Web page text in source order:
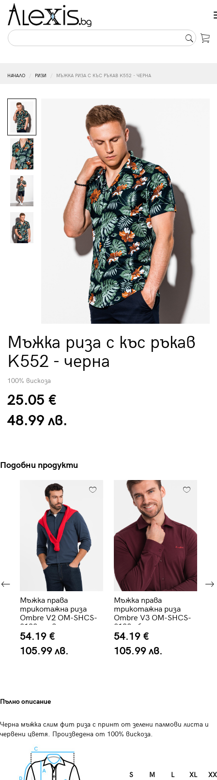
НАЧАЛО РИЗИ МЪЖКА РИЗА С КЪС РЪКАВ K552 - ЧЕРНА
Мъжка риза с къс ръкав
K552 - черна
100% вискоза
25.05 €
48.99 лв.
Подобни продукти
Мъжка права
трикотажна риза
Ombre V2 OM-SHCS-
0138 - нави
54.19 €
105.99 лв.
Мъжка права
трикотажна риза
Ombre V3 OM-SHCS-
0138 - бордо
54.19 €
105.99 лв.
Пълно описание
Черна мъжка слим фит риза с принт от зелени палмови листа и
червени цветя. Произведена от 100% вискоза.
S M L XL